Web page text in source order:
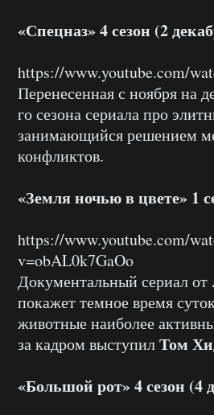
«Спецназ» 4 сезон (2
https://www.youtube.com/
Перенесенная с ноября на
го сезона сериала про
занимающийся решением
конфликтов.
«Земля ночью в цвете» 1
https://www.youtube.com/
v=obAL0k7GaOo
Документальный сериал
покажет темное время
животные наиболее
за кадром выступилТом
«Большой рот» 4 сезон (4